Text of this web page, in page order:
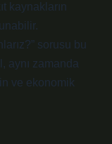
kaynakların
sorusu bu
aynı zamanda
ve ekonomik